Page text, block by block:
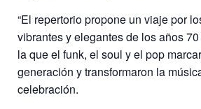
“El repertorio propone un viaje por
vibrantes y elegantes de los años
la que el funk, el soul y el pop
generación y transformaron la
celebración.